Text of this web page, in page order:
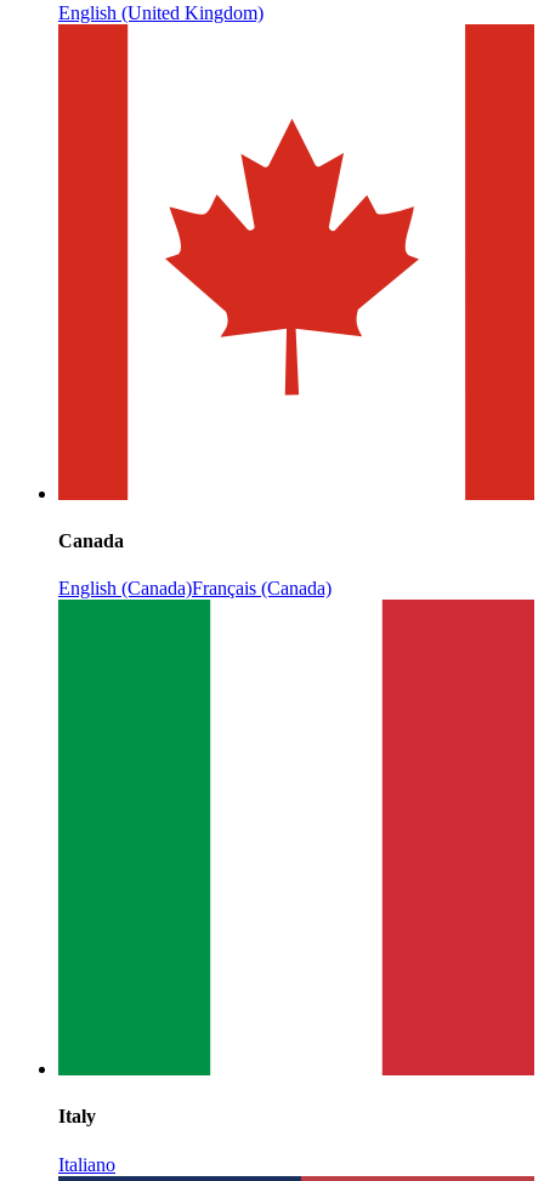
English (United Kingdom)
Canada
English (Canada)Français (Canada)
Italy
Italiano